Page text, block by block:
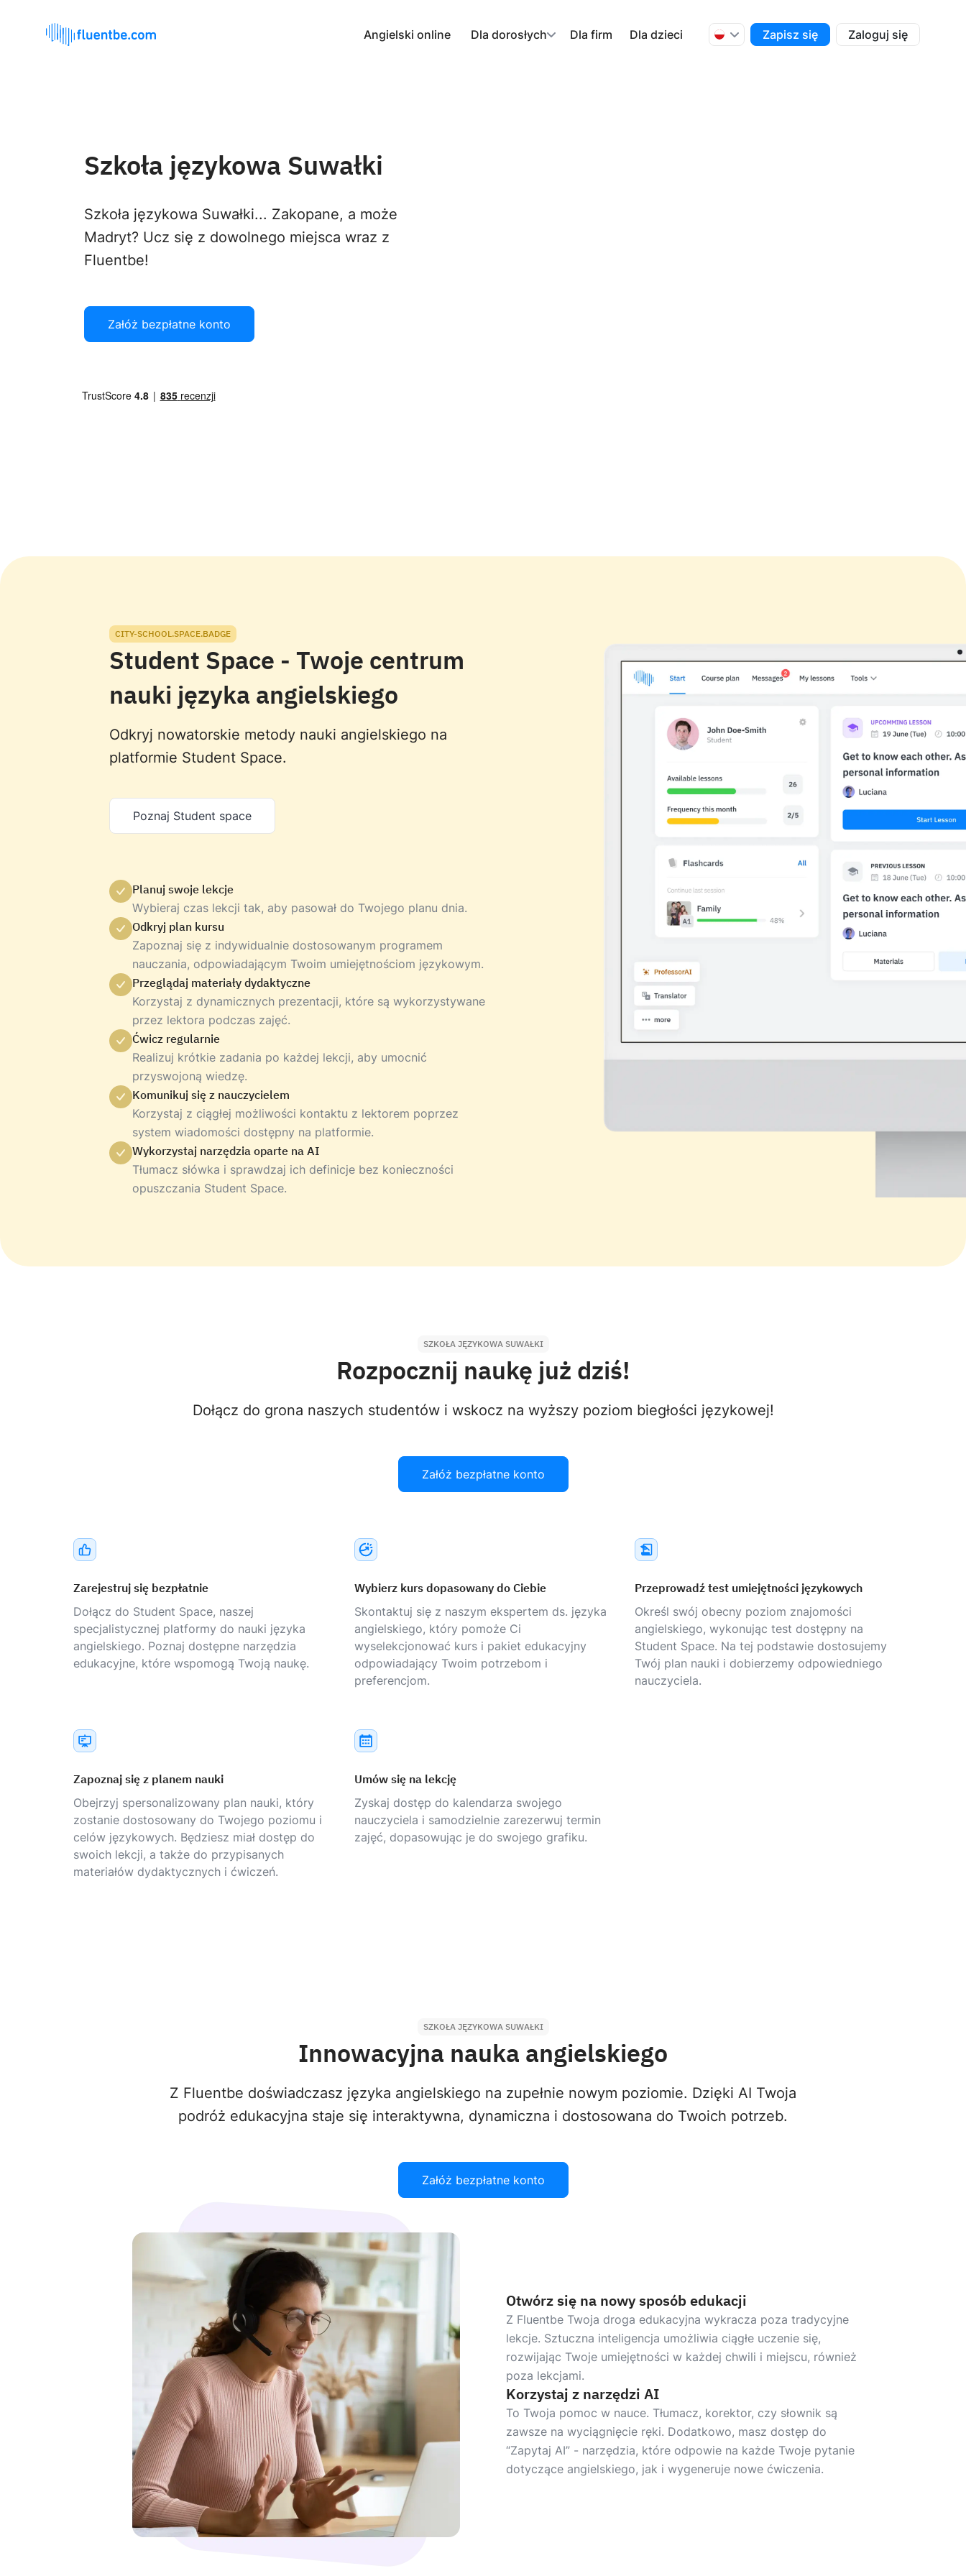
Angielski online Dla dorosłych Dla firm Dla dzieci Zapisz się Zaloguj się
Szkoła językowa Suwałki
Szkoła językowa Suwałki... Zakopane, a może
Madryt? Ucz się z dowolnego miejsca wraz z
Fluentbe!
Załóż bezpłatne konto
CITY-SCHOOL.SPACE.BADGE
Student Space - Twoje centrum
nauki języka angielskiego
Odkryj nowatorskie metody nauki angielskiego na
platformie Student Space.
Poznaj Student space
Planuj swoje lekcje
Wybieraj czas lekcji tak, aby pasował do Twojego planu dnia.
Odkryj plan kursu
Zapoznaj się z indywidualnie dostosowanym programem
nauczania, odpowiadającym Twoim umiejętnościom językowym.
Przeglądaj materiały dydaktyczne
Korzystaj z dynamicznych prezentacji, które są wykorzystywane
przez lektora podczas zajęć.
Ćwicz regularnie
Realizuj krótkie zadania po każdej lekcji, aby umocnić
przyswojoną wiedzę.
Komunikuj się z nauczycielem
Korzystaj z ciągłej możliwości kontaktu z lektorem poprzez
system wiadomości dostępny na platformie.
Wykorzystaj narzędzia oparte na AI
Tłumacz słówka i sprawdzaj ich definicje bez konieczności
opuszczania Student Space.
SZKOŁA JĘZYKOWA SUWAŁKI
Rozpocznij naukę już dziś!
Dołącz do grona naszych studentów i wskocz na wyższy poziom biegłości językowej!
Załóż bezpłatne konto
Zarejestruj się bezpłatnie
Dołącz do Student Space, naszej
specjalistycznej platformy do nauki języka
angielskiego. Poznaj dostępne narzędzia
edukacyjne, które wspomogą Twoją naukę.
Wybierz kurs dopasowany do Ciebie
Skontaktuj się z naszym ekspertem ds. języka
angielskiego, który pomoże Ci
wyselekcjonować kurs i pakiet edukacyjny
odpowiadający Twoim potrzebom i
preferencjom.
Przeprowadź test umiejętności językowych
Określ swój obecny poziom znajomości
angielskiego, wykonując test dostępny na
Student Space. Na tej podstawie dostosujemy
Twój plan nauki i dobierzemy odpowiedniego
nauczyciela.
Zapoznaj się z planem nauki
Obejrzyj spersonalizowany plan nauki, który
zostanie dostosowany do Twojego poziomu i
celów językowych. Będziesz miał dostęp do
swoich lekcji, a także do przypisanych
materiałów dydaktycznych i ćwiczeń.
Umów się na lekcję
Zyskaj dostęp do kalendarza swojego
nauczyciela i samodzielnie zarezerwuj termin
zajęć, dopasowując je do swojego grafiku.
SZKOŁA JĘZYKOWA SUWAŁKI
Innowacyjna nauka angielskiego
Z Fluentbe doświadczasz języka angielskiego na zupełnie nowym poziomie. Dzięki AI Twoja
podróż edukacyjna staje się interaktywna, dynamiczna i dostosowana do Twoich potrzeb.
Załóż bezpłatne konto
Otwórz się na nowy sposób edukacji
Z Fluentbe Twoja droga edukacyjna wykracza poza tradycyjne
lekcje. Sztuczna inteligencja umożliwia ciągłe uczenie się,
rozwijając Twoje umiejętności w każdej chwili i miejscu, również
poza lekcjami.
Korzystaj z narzędzi AI
To Twoja pomoc w nauce. Tłumacz, korektor, czy słownik są
zawsze na wyciągnięcie ręki. Dodatkowo, masz dostęp do
“Zapytaj AI” - narzędzia, które odpowie na każde Twoje pytanie
dotyczące angielskiego, jak i wygeneruje nowe ćwiczenia.